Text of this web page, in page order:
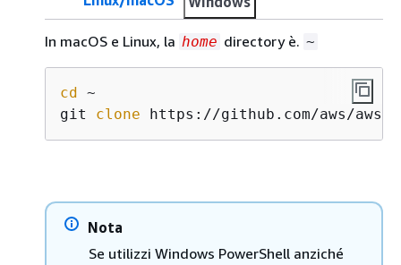
In macOS e Linux, la home directory è. ~
cd ~
git clone https://github.com/aws/
Nota
Se utilizzi Windows PowerShell anziché